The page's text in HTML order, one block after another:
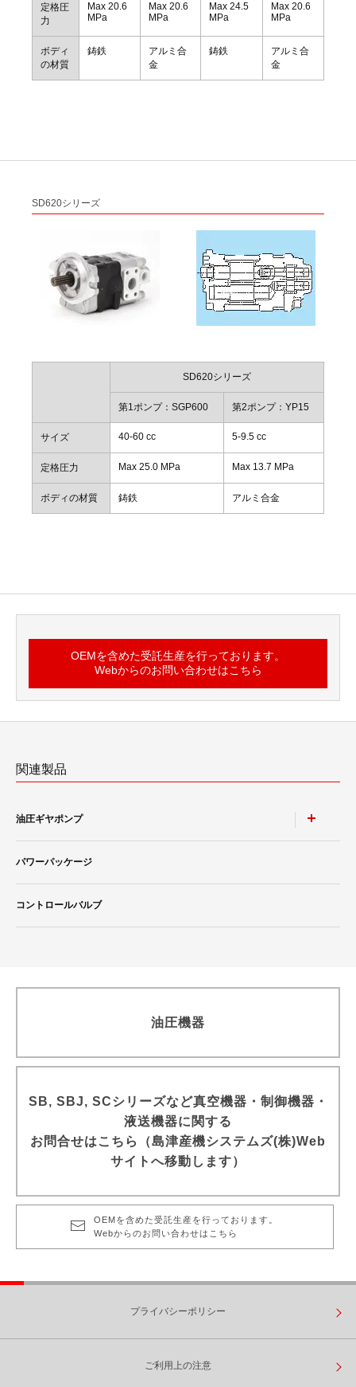
定格圧
力
Max 20.6
MPa
Max 20.6
MPa
Max 24.5
MPa
Max 20.6
MPa
ボディ
の材質
鋳鉄
アルミ合
金
鋳鉄
アルミ合
金
SD620シリーズ
SD620シリーズ
第1ポンプ：SGP600 第2ポンプ：YP15
サイズ 40-60 cc 5-9.5 cc
定格圧力 Max 25.0 MPa Max 13.7 MPa
ボディの材質 鋳鉄 アルミ合金
OEMを含めた受託生産を行っております。
Webからのお問い合わせはこちら
関連製品
油圧ギヤポンプ
二連ポンプ
パワーパッケージ
コントロールバルブ
油圧機器
SB, SBJ, SCシリーズなど真空機器・制御機器・
液送機器に関する
お問合せはこちら（島津産機システムズ(株)Web
サイトへ移動します）
OEMを含めた受託生産を行っております。
Webからのお問い合わせはこちら
プライバシーポリシー
ご利用上の注意